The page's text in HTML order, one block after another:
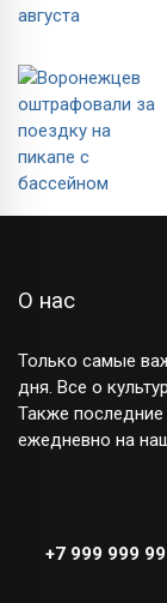
О нас
Только самые
дня. Все о
Также
ежедневно на
+7 999 999